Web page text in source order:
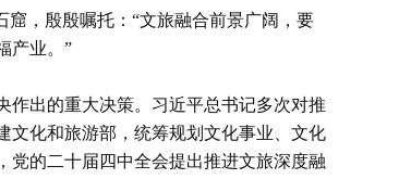
窟，殷殷嘱托：“文旅融合前景广阔，要
产业。”
作出的重大决策。习近平总书记多次对推
文化和旅游部，统筹规划文化事业、文化
党的二十届四中全会提出推进文旅深度融